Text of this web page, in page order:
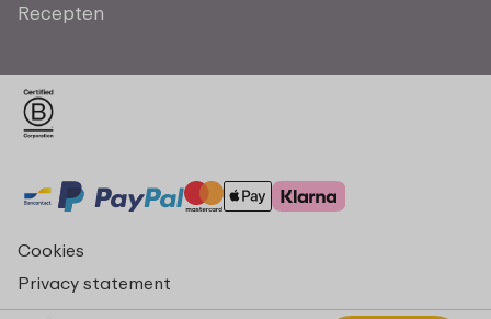
Recepten
Cookies
Privacy statement